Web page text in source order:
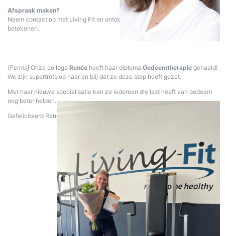
Afspraak maken?
Neem contact op met Living Fit en ontdek wat Daphne voor jou kan
betekenen.
[Pernis] Onze collega Renée heeft haar diploma Oedeemtherapie gehaald!
We zijn supertrots op haar en blij dat ze deze stap heeft gezet.
Met haar nieuwe specialisatie kan ze iedereen die last heeft van oedeem
nog beter helpen.
Gefeliciteerd Renée!